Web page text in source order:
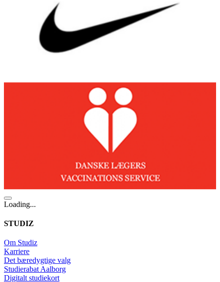
Loading...
STUDIZ
Om Studiz
Karriere
Det bæredygtige valg
Studierabat Aalborg
Digitalt studiekort